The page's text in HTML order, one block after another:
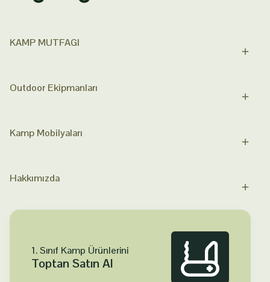
KAMP MUTFAGI
Outdoor Ekipmanları
Kamp Mobilyaları
Hakkımızda
1. Sınıf Kamp Ürünlerini
Toptan Satın Al